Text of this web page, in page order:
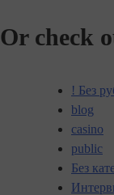
Or check
! Без
blog
casino
public
Без